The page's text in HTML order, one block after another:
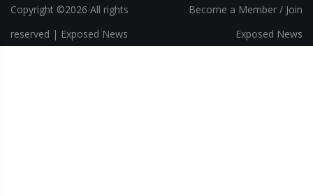
Copyright ©2026 All rights
reserved | Exposed News
Become a Member / Join
Exposed News